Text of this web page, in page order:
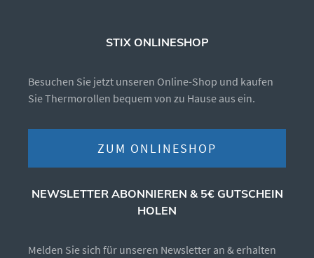
STIX ONLINESHOP
Besuchen Sie jetzt unseren Online-Shop und kaufen
Sie Thermorollen bequem von zu Hause aus ein.
ZUM ONLINESHOP
NEWSLETTER ABONNIEREN & 5€ GUTSCHEIN
HOLEN
Melden Sie sich für unseren Newsletter an & erhalten